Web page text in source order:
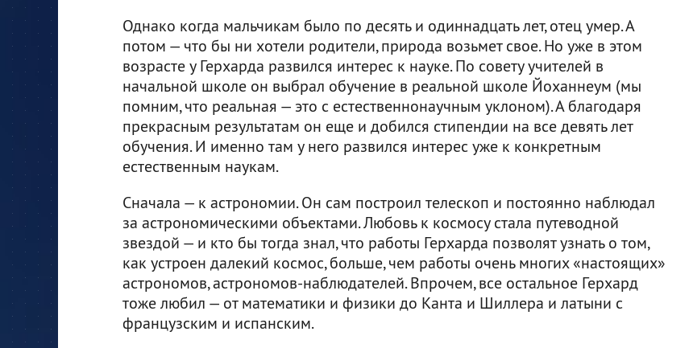
Однако когда мальчикам было по десять и одиннадцать лет, отец умер. А
потом — что бы ни хотели родители, природа возьмет свое. Но уже в этом
возрасте у Герхарда развился интерес к науке. По совету учителей в
начальной школе он выбрал обучение в реальной школе Йоханнеум (мы
помним, что реальная — это с естественнонаучным уклоном). А благодаря
прекрасным результатам он еще и добился стипендии на все девять лет
обучения. И именно там у него развился интерес уже к конкретным
естественным наукам.
Сначала — к астрономии. Он сам построил телескоп и постоянно наблюдал
за астрономическими объектами. Любовь к космосу стала путеводной
звездой — и кто бы тогда знал, что работы Герхарда позволят узнать о том,
как устроен далекий космос, больше, чем работы очень многих «настоящих»
астрономов, астрономов-наблюдателей. Впрочем, все остальное Герхард
тоже любил — от математики и физики до Канта и Шиллера и латыни с
французским и испанским.